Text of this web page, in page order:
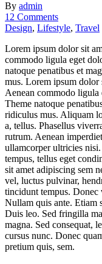
By admin
12 Comments
Design, Lifestyle, Travel
Lorem ipsum dolor sit
commodo ligula eget
natoque penatibus et
mus. Lorem ipsum dolor
Aenean commodo ligula
Theme natoque
ridiculus mus. Aliquam
a, tellus. Phasellus
rutrum. Aenean
ullamcorper ultricies
tempus, tellus eget
sit amet adipiscing sem
vel, luctus pulvinar,
tincidunt tempus. Donec
Nullam quis ante. Etiam
Duis leo. Sed fringilla
magna. Sed consequat,
cursus nunc. Donec
pretium quis, sem.